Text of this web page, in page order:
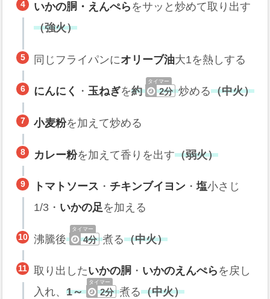
いかの胴・えんぺら をサッと炒めて取り出す
（強火）
同じフライパンにオリーブ油大1を熱しする
にんにく ・玉ねぎを約 2分 炒める（中火）
小麦粉を加えて炒める
カレー粉を加えて香りを出す（弱火）
トマトソース ・ チキンブイヨン ・塩小さじ
1/3・ いかの足を加える
沸騰後 4分 煮る（中火）
取り出したいかの胴 ・ いかのえんぺら を戻し
入れ、1～ 2分 煮る（中火）